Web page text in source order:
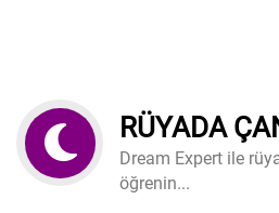
RÜYADA
Dream Expert ile
öğrenin...